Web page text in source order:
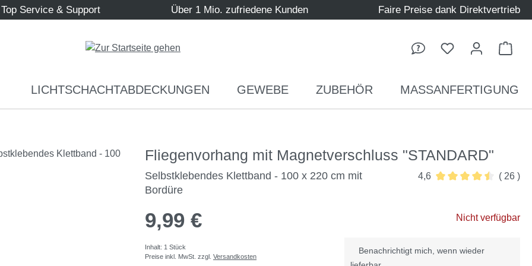
Top Service & Support Über 1 Mio. zufriedene Kunden Faire Preise dank Direktvertrieb
LICHTSCHACHTABDECKUNGEN GEWEBE ZUBEHÖR MASSANFERTIGUNG
Fliegenvorhang mit Magnetverschluss "STANDARD"
Selbstklebendes Klettband - 100 x 220 cm mit
Bordüre
4,6
( 26 )
9,99 €
Inhalt: 1 Stück
Preise inkl. MwSt. zzgl. Versandkosten
Nicht verfügbar
Benachrichtigt mich, wenn wieder